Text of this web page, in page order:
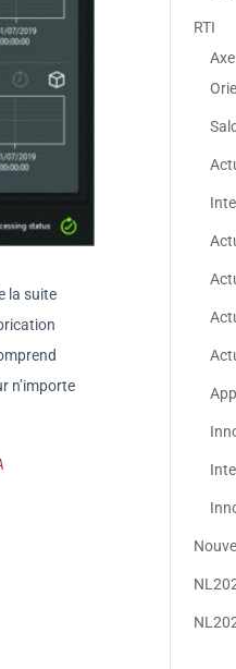
la suite
n’importe
RTI